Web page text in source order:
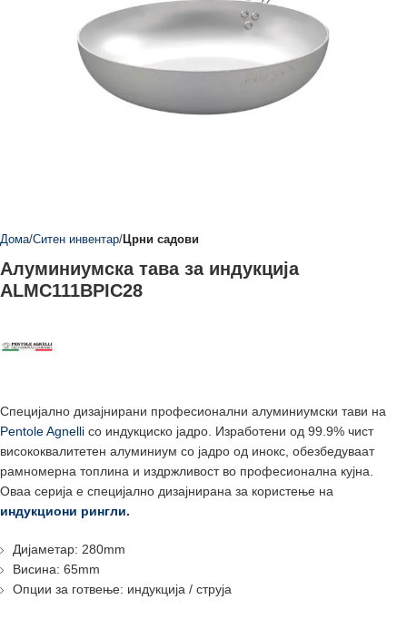
Дома Ситен инвентар Црни садови
Алуминиумска тава за индукција
ALMC111BPIC28
Специјално дизајнирани професионални алуминиумски тави на
Pentole Agnelli со индукциско јадро. Изработени од 99.9% чист
висококвалитетен алуминиум со јадро од инокс, обезбедуваат
рамномерна топлина и издржливост во професионална кујна.
Оваа серија е специјално дизајнирана за користење на
индукциони рингли.
Дијаметар: 280mm
Висина: 65mm
Опции за готвење: индукција / струја